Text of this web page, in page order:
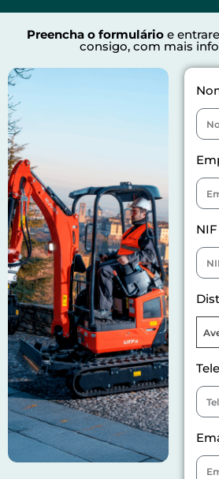
Preencha o formulárioe
consigo, com mais
NIF